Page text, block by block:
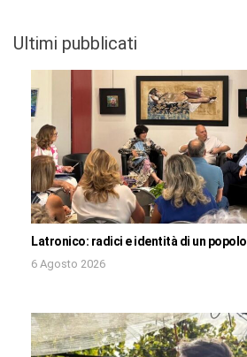
Ultimi pubblicati
Latronico: radici e identità di un popolo
6 Agosto 2026